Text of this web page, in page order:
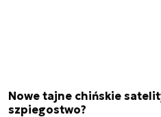
Nowe tajne chińskie
szpiegostwo?